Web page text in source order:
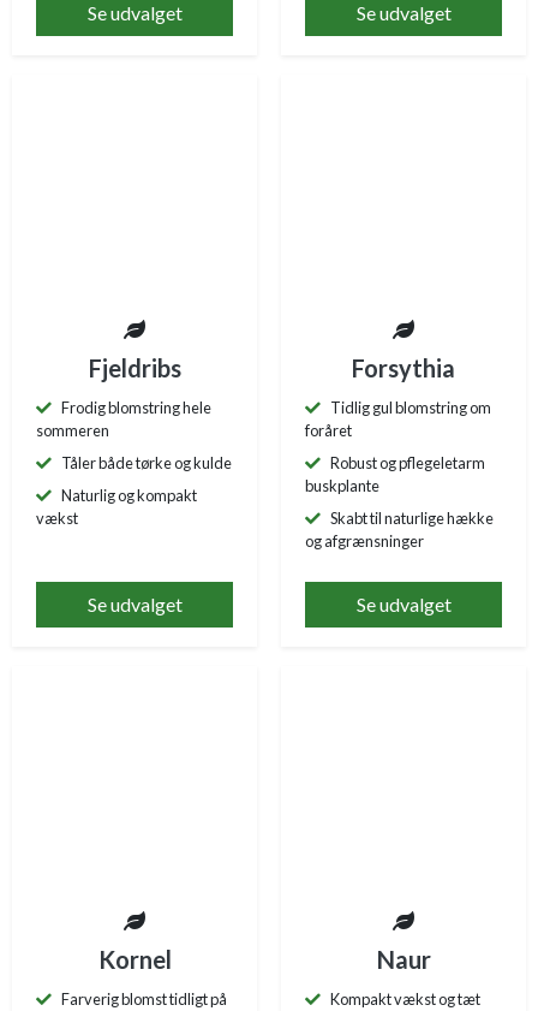
Se udvalget Se udvalget
Fjeldribs
Frodig blomstring hele
sommeren
Tåler både tørke og kulde
Naturlig og kompakt
vækst
Se udvalget
Forsythia
Tidlig gul blomstring om
foråret
Robust og pflegeletarm
buskplante
Skabt til naturlige hække
og afgrænsninger
Se udvalget
Kornel
Farverig blomst tidligt på
Naur
Kompakt vækst og tæt